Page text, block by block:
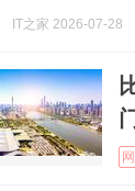
IT之家 2026-07-28